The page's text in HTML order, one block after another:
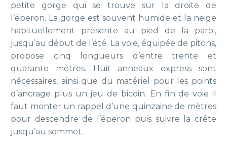
petite gorge qui se trouve sur la droite de
l’éperon. La gorge est souvent humide et la neige
habituellement présente au pied de la paroi,
jusqu’au début de l’été. La voie, équipée de pitons,
propose cinq longueurs d’entre trente et
quarante mètres. Huit anneaux express sont
nécessaires, ainsi que du matériel pour les points
d’ancrage plus un jeu de bicoin. En fin de voie il
faut monter un rappel d’une quinzaine de mètres
pour descendre de l’éperon puis suivre la crête
jusqu’au sommet.